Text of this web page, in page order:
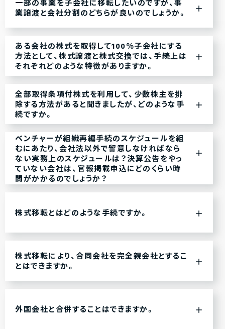
一部の事業を子会社に移転したいのですが、事
業譲渡と会社分割のどちらが良いのでしょうか。
ある会社の株式を取得して100％子会社にする
方法として、株式譲渡と株式交換では、手続上は
それぞれどのような特徴がありますか。
全部取得条項付株式を利用して、少数株主を排
除する方法があると聞きましたが、どのような手
続ですか。
ベンチャーが組織再編手続のスケジュールを組
むにあたり、会社法以外で留意しなければなら
ない実務上のスケジュールは？決算公告をやっ
ていない会社は、官報掲載申込にどのくらい時
間がかかるのでしょうか？
株式移転とはどのような手続ですか。
株式移転により、合同会社を完全親会社とするこ
とはできますか。
外国会社と合併することはできますか。